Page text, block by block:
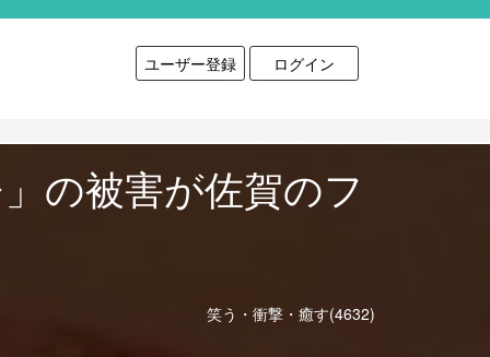
ユーザー登録 ログイン
の被害が佐賀のフ
笑う・衝撃・癒す(4632)